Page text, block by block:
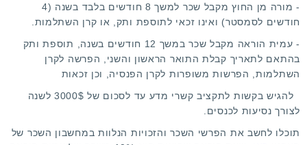
- מורה מן החוץ מקבל שכר למשך 8 חודשים בלבד בשנה (4
חודשים לסמסטר) ואינו זכאי לתוספת ותק, או קרן השתלמות.
- עמית הוראה מקבל שכר במשך 12 חודשים בשנה, תוספת ותק
בהתאם לתאריך קבלת התואר הראשון והשני, הפרשה לקרן
השתלמות, הפרשות משופרות לקרן הפנסיה, וכן זכאות
להגיש בקשות לתקציב קשרי מדע עד לסכום של 3000$ לשנה
לצורך נסיעות לכנסים.
תוכלו לחשב את הפרשי השכר והזכויות הנלוות במחשבון השכר של